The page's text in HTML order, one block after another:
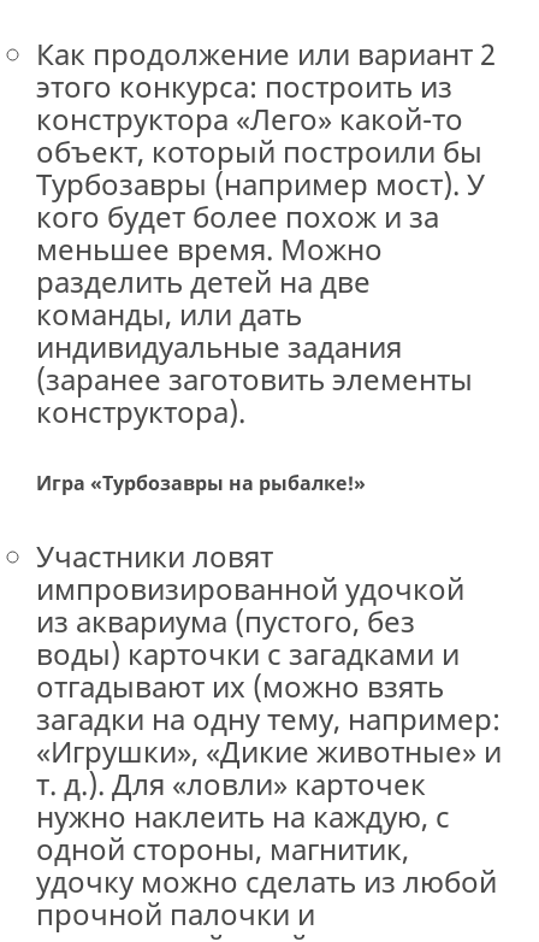
Как продолжение или вариант 2
этого конкурса: построить из
конструктора «Лего» какой-то
объект, который построили бы
Турбозавры (например мост). У
кого будет более похож и за
меньшее время. Можно
разделить детей на две
команды, или дать
индивидуальные задания
(заранее заготовить элементы
конструктора).
Игра «Турбозавры на рыбалке!»
Участники ловят
импровизированной удочкой
из аквариума (пустого, без
воды) карточки с загадками и
отгадывают их (можно взять
загадки на одну тему, например:
«Игрушки», «Дикие животные» и
т. д.). Для «ловли» карточек
нужно наклеить на каждую, с
одной стороны, магнитик,
удочку можно сделать из любой
прочной палочки и